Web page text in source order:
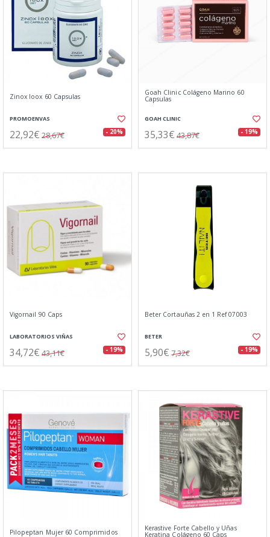
Zinox Ioox 60 Capsulas
PROMOENVAS
22,92€ 28,67€ - 20%
Goah Clinic Colágeno Marino 60
Capsulas
GOAH CLINIC
35,33€ 43,87€ - 19%
Vigornail 90 Caps
LABORATORIOS VIÑAS
34,72€ 43,11€ - 19%
Beter Cortauñas 2 en 1 Ref 07003
BETER
5,90€ 7,32€ - 19%
Pilopeptan Mujer 60 Comprimidos Kerastive Forte Cabello y Uñas
Keratina Colágeno 60 Caps